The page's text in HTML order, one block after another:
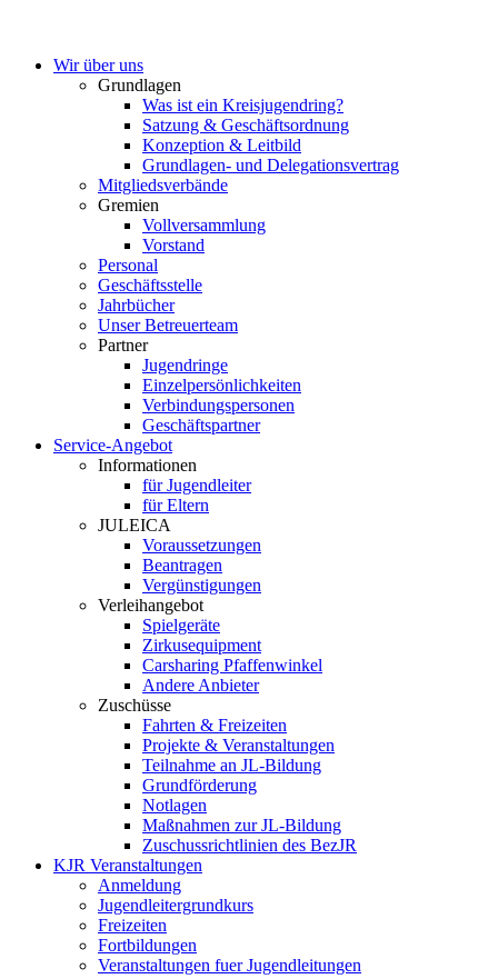
Wir über uns
Grundlagen
Was ist ein Kreisjugendring?
Satzung & Geschäftsordnung
Konzeption & Leitbild
Grundlagen- und Delegationsvertrag
Mitgliedsverbände
Gremien
Vollversammlung
Vorstand
Personal
Geschäftsstelle
Jahrbücher
Unser Betreuerteam
Partner
Jugendringe
Einzelpersönlichkeiten
Verbindungspersonen
Geschäftspartner
Service-Angebot
Informationen
für Jugendleiter
für Eltern
JULEICA
Voraussetzungen
Beantragen
Vergünstigungen
Verleihangebot
Spielgeräte
Zirkusequipment
Carsharing Pfaffenwinkel
Andere Anbieter
Zuschüsse
Fahrten & Freizeiten
Projekte & Veranstaltungen
Teilnahme an JL-Bildung
Grundförderung
Notlagen
Maßnahmen zur JL-Bildung
Zuschussrichtlinien des BezJR
KJR Veranstaltungen
Anmeldung
Jugendleitergrundkurs
Freizeiten
Fortbildungen
Veranstaltungen fuer Jugendleitungen